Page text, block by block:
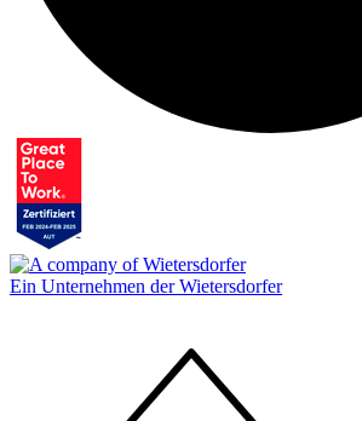
Ein Unternehmen der Wietersdorfer